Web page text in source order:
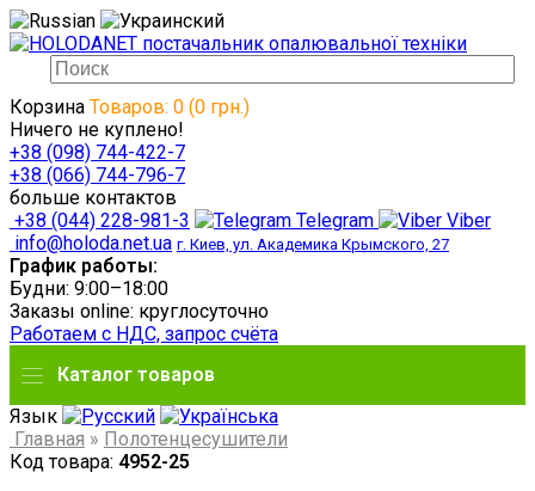
Корзина Товаров: 0 (0 грн.)
Ничего не куплено!
+38 (098) 744-422-7
+38 (066) 744-796-7
больше контактов
+38 (044) 228-981-3
Telegram
Viber
info@holoda.net.ua г. Киев, ул. Академика Крымского, 27
График работы:
Будни: 9:00–18:00
Заказы online: круглосуточно
Работаем с НДС, запрос счёта
Каталог товаров
Язык
Главная » Полотенцесушители
Код товара: 4952-25